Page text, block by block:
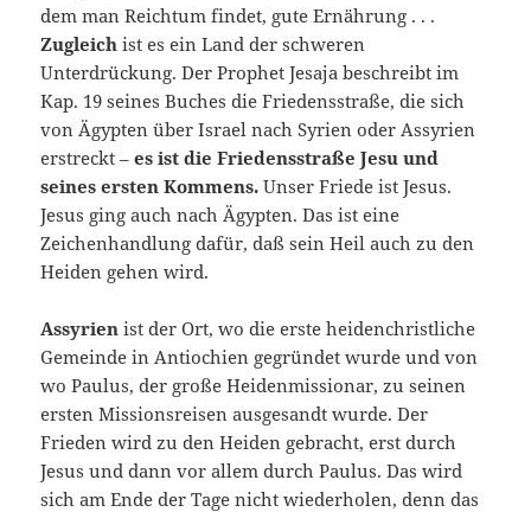
dem man Reichtum findet, gute Ernährung . . .
Zugleich ist es ein Land der schweren
Unterdrückung. Der Prophet Jesaja beschreibt im
Kap. 19 seines Buches die Friedensstraße, die sich
von Ägypten über Israel nach Syrien oder Assyrien
erstreckt –es ist die Friedensstraße Jesu und
seines ersten Kommens. Unser Friede ist Jesus.
Jesus ging auch nach Ägypten. Das ist eine
Zeichenhandlung dafür, daß sein Heil auch zu den
Heiden gehen wird.
Assyrien ist der Ort, wo die erste heidenchristliche
Gemeinde in Antiochien gegründet wurde und von
wo Paulus, der große Heidenmissionar, zu seinen
ersten Missionsreisen ausgesandt wurde. Der
Frieden wird zu den Heiden gebracht, erst durch
Jesus und dann vor allem durch Paulus. Das wird
sich am Ende der Tage nicht wiederholen, denn das